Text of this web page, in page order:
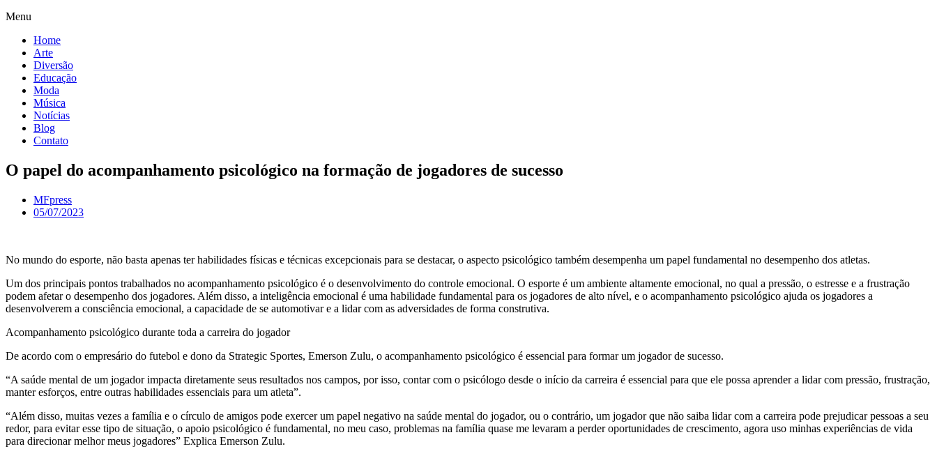
Menu
Home
Arte
Diversão
Educação
Moda
Música
Notícias
Blog
Contato
O papel do acompanhamento psicológico na formação de jogadores de sucesso
MFpress
05/07/2023
No mundo do esporte, não basta apenas ter habilidades físicas e técnicas excepcionais para se destacar, o aspecto psicológico também desempenha um papel fundamental no desempenho dos atletas.
Um dos principais pontos trabalhados no acompanhamento psicológico é o desenvolvimento do controle emocional. O esporte é um ambiente altamente emocional, no qual a pressão, o estresse e a frustração
podem afetar o desempenho dos jogadores. Além disso, a inteligência emocional é uma habilidade fundamental para os jogadores de alto nível, e o acompanhamento psicológico ajuda os jogadores a
desenvolverem a consciência emocional, a capacidade de se automotivar e a lidar com as adversidades de forma construtiva.
Acompanhamento psicológico durante toda a carreira do jogador
De acordo com o empresário do futebol e dono da Strategic Sportes, Emerson Zulu, o acompanhamento psicológico é essencial para formar um jogador de sucesso.
“A saúde mental de um jogador impacta diretamente seus resultados nos campos, por isso, contar com o psicólogo desde o início da carreira é essencial para que ele possa aprender a lidar com pressão, frustração,
manter esforços, entre outras habilidades essenciais para um atleta”.
“Além disso, muitas vezes a família e o círculo de amigos pode exercer um papel negativo na saúde mental do jogador, ou o contrário, um jogador que não saiba lidar com a carreira pode prejudicar pessoas a seu
redor, para evitar esse tipo de situação, o apoio psicológico é fundamental, no meu caso, problemas na família quase me levaram a perder oportunidades de crescimento, agora uso minhas experiências de vida
para direcionar melhor meus jogadores” Explica Emerson Zulu.